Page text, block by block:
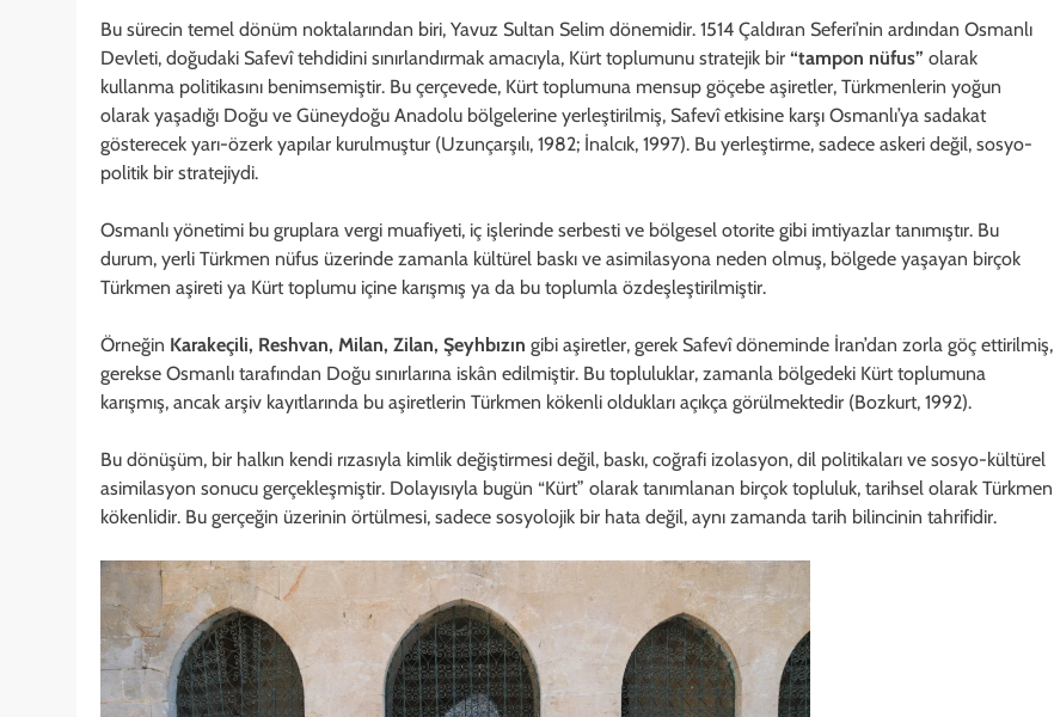
Bu sürecin temel dönüm noktalarından biri, Yavuz Sultan Selim dönemidir. 1514 Çaldıran Seferi’nin ardından Osmanlı
Devleti, doğudaki Safevî tehdidini sınırlandırmak amacıyla, Kürt toplumunu stratejik bir “tampon nüfus” olarak
kullanma politikasını benimsemiştir. Bu çerçevede, Kürt toplumuna mensup göçebe aşiretler, Türkmenlerin yoğun
olarak yaşadığı Doğu ve Güneydoğu Anadolu bölgelerine yerleştirilmiş, Safevî etkisine karşı Osmanlı’ya sadakat
gösterecek yarı-özerk yapılar kurulmuştur (Uzunçarşılı, 1982; İnalcık, 1997). Bu yerleştirme, sadece askeri değil, sosyo-
politik bir stratejiydi.
Osmanlı yönetimi bu gruplara vergi muafiyeti, iç işlerinde serbesti ve bölgesel otorite gibi imtiyazlar tanımıştır. Bu
durum, yerli Türkmen nüfus üzerinde zamanla kültürel baskı ve asimilasyona neden olmuş, bölgede yaşayan birçok
Türkmen aşireti ya Kürt toplumu içine karışmış ya da bu toplumla özdeşleştirilmiştir.
Örneğin Karakeçili, Reshvan, Milan, Zilan, Şeyhbızın gibi aşiretler, gerek Safevî döneminde İran’dan zorla göç ettirilmiş,
gerekse Osmanlı tarafından Doğu sınırlarına iskân edilmiştir. Bu topluluklar, zamanla bölgedeki Kürt toplumuna
karışmış, ancak arşiv kayıtlarında bu aşiretlerin Türkmen kökenli oldukları açıkça görülmektedir (Bozkurt, 1992).
Bu dönüşüm, bir halkın kendi rızasıyla kimlik değiştirmesi değil, baskı, coğrafi izolasyon, dil politikaları ve sosyo-kültürel
asimilasyon sonucu gerçekleşmiştir. Dolayısıyla bugün “Kürt” olarak tanımlanan birçok topluluk, tarihsel olarak Türkmen
kökenlidir. Bu gerçeğin üzerinin örtülmesi, sadece sosyolojik bir hata değil, aynı zamanda tarih bilincinin tahrifidir.